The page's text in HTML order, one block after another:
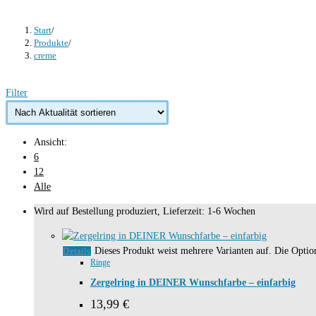
Start/
Produkte/
creme
Filter
Ansicht:
6
12
Alle
Wird auf Bestellung produziert, Lieferzeit: 1-6 Wochen
Details Dieses Produkt weist mehrere Varianten auf. Die
Ringe
Zergelring in DEINER Wunschfarbe – einfarbig
13,99 €